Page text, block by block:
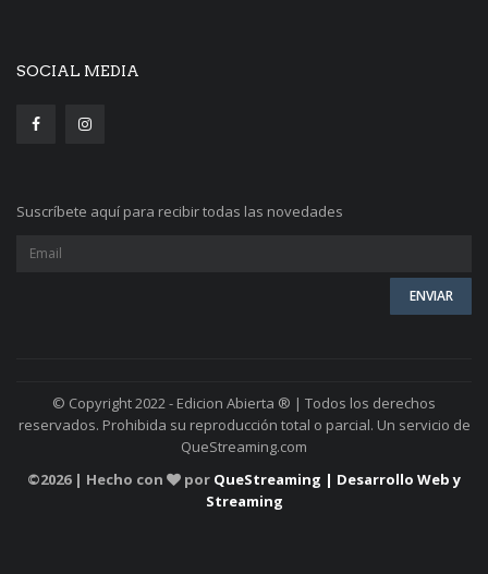
SOCIAL MEDIA
Suscríbete aquí para recibir todas las novedades
© Copyright 2022 - Edicion Abierta ® | Todos los derechos
reservados. Prohibida su reproducción total o parcial. Un servicio de
QueStreaming.com
©2026 | Hecho con por QueStreaming | Desarrollo Web y
Streaming